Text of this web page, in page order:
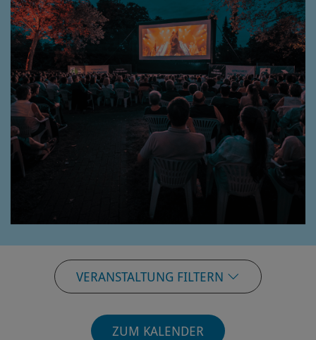
VERANSTALTUNG FILTERN
ZUM KALENDER